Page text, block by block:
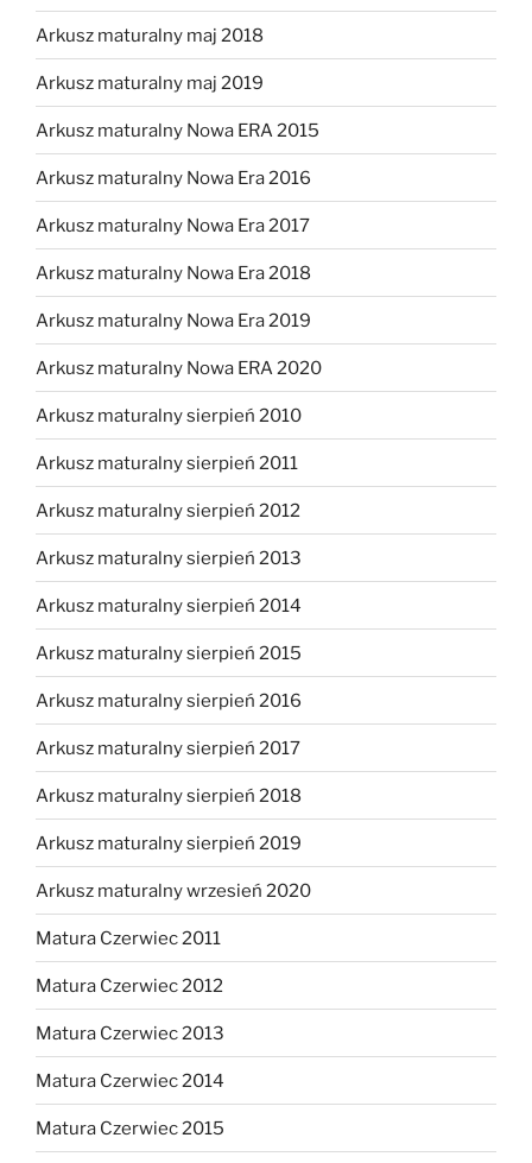
Arkusz maturalny maj 2018
Arkusz maturalny maj 2019
Arkusz maturalny Nowa ERA 2015
Arkusz maturalny Nowa Era 2016
Arkusz maturalny Nowa Era 2017
Arkusz maturalny Nowa Era 2018
Arkusz maturalny Nowa Era 2019
Arkusz maturalny Nowa ERA 2020
Arkusz maturalny sierpień 2010
Arkusz maturalny sierpień 2011
Arkusz maturalny sierpień 2012
Arkusz maturalny sierpień 2013
Arkusz maturalny sierpień 2014
Arkusz maturalny sierpień 2015
Arkusz maturalny sierpień 2016
Arkusz maturalny sierpień 2017
Arkusz maturalny sierpień 2018
Arkusz maturalny sierpień 2019
Arkusz maturalny wrzesień 2020
Matura Czerwiec 2011
Matura Czerwiec 2012
Matura Czerwiec 2013
Matura Czerwiec 2014
Matura Czerwiec 2015